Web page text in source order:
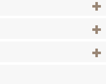
View